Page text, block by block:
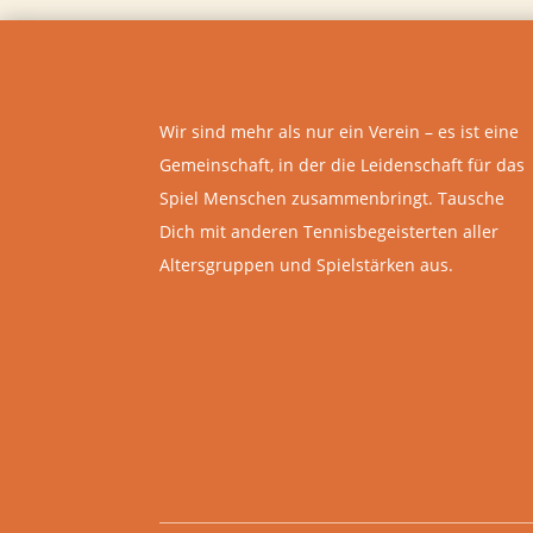
Wir sind mehr als nur ein Verein – es ist eine
Gemeinschaft, in der die Leidenschaft für das
Spiel Menschen zusammenbringt. Tausche
Dich mit anderen Tennisbegeisterten aller
Altersgruppen und Spielstärken aus.